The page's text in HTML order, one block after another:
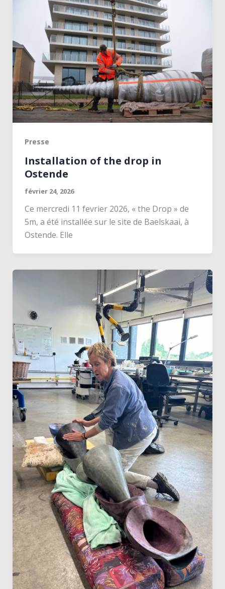
Presse
Installation of the drop in
Ostende
février 24, 2026
Ce mercredi 11 fevrier 2026, « the Drop » de
5m, a été installée sur le site de Baelskaai, à
Ostende. Elle